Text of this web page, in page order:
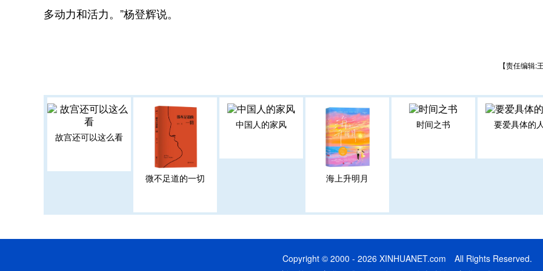
多动力和活力。”杨登辉说。
【责任编辑:
故宫还可以这么看
微不足道的一切
中国人的家风
海上升明月
时间之书 要爱具体的人
Copyright © 2000 - 2026 XINHUANET.com All Rights Reserved.